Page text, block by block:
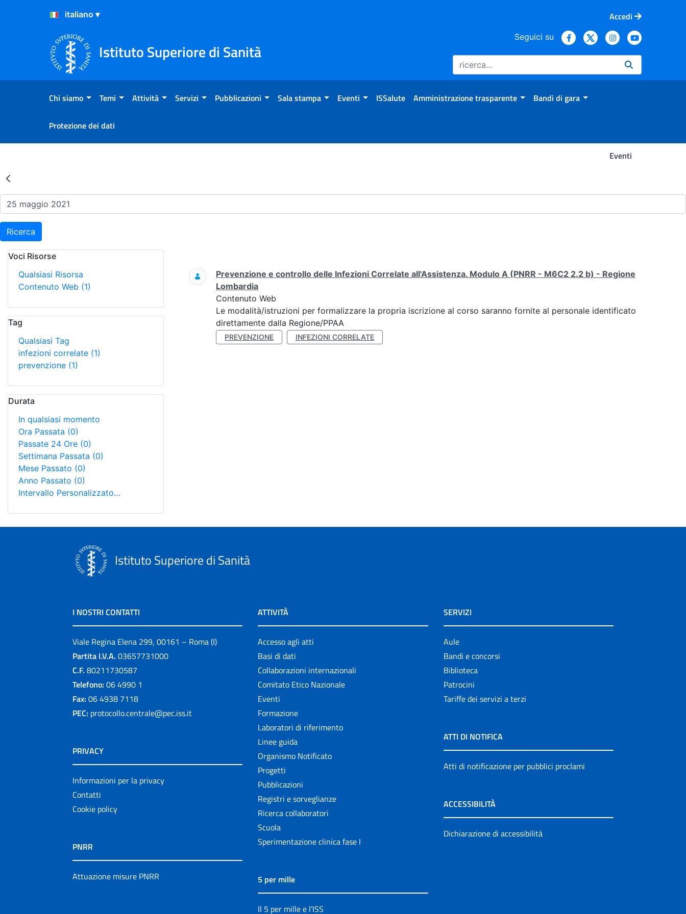
Salta al Contenuto
Salta al Footer
Accedi
Istituto Superiore di Sanità
Seguici su
Chi siamo Temi Attività Servizi Pubblicazioni Sala stampa Eventi ISSalute Amministrazione trasparente Bandi di gara
Protezione dei dati
Eventi
Risultati della Ricerca - Eventi
Ricerca
Voci Risorse
Qualsiasi Risorsa
Contenuto Web (1)
Tag
Qualsiasi Tag
infezioni correlate (1)
prevenzione (1)
Durata
In qualsiasi momento
Ora Passata (0)
Passate 24 Ore (0)
Settimana Passata (0)
Mese Passato (0)
Anno Passato (0)
Intervallo Personalizzato…
Ricerca
Prevenzione e controllo delle Infezioni Correlate all'Assistenza. Modulo A (PNRR - M6C2 2.2 b) - Regione
Lombardia
Contenuto Web
Le modalità/istruzioni per formalizzare la propria iscrizione al corso saranno fornite al personale identificato
direttamente dalla Regione/PPAA
PREVENZIONE INFEZIONI CORRELATE
Istituto Superiore di Sanità
I NOSTRI CONTATTI
Viale Regina Elena 299, 00161 – Roma (I)
Partita I.V.A. 03657731000
C.F. 80211730587
Telefono: 06 4990 1
Fax: 06 4938 7118
PEC: protocollo.centrale@pec.iss.it
PRIVACY
Informazioni per la privacy
Contatti
Cookie policy
PNRR
Attuazione misure PNRR
ATTIVITÀ
Accesso agli atti
Basi di dati
Collaborazioni internazionali
Comitato Etico Nazionale
Eventi
Formazione
Laboratori di riferimento
Linee guida
Organismo Notificato
Progetti
Pubblicazioni
Registri e sorveglianze
Ricerca collaboratori
Scuola
Sperimentazione clinica fase I
5 per mille
Il 5 per mille e l'ISS
SERVIZI
Aule
Bandi e concorsi
Biblioteca
Patrocini
Tariffe dei servizi a terzi
ATTI DI NOTIFICA
Atti di notificazione per pubblici proclami
ACCESSIBILITÀ
Dichiarazione di accessibilità